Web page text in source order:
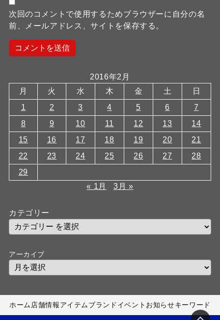
次回のコメントで使用するためブラウザーに自分の名
前、メールアドレス、サイトを保存する。
2016年2月
月
火 水 木 金 土
日
1
2 3 4 5 6
7
8
9 10 11 12 13
14
15
16 17 18 19 20
21
22
23 24 25 26 27
28
29
« 1月
3月 »
カテゴリー
アーカイブ
ホーム店舗情報アイテムブランド イベント お知らせキーワード